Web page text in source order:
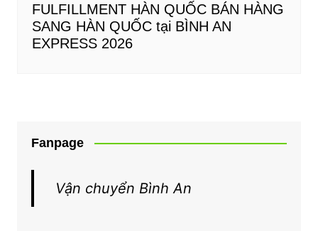
FULFILLMENT HÀN QUỐC BÁN HÀNG
SANG HÀN QUỐC tại BÌNH AN
EXPRESS 2026
Fanpage
Vận chuyển Bình An